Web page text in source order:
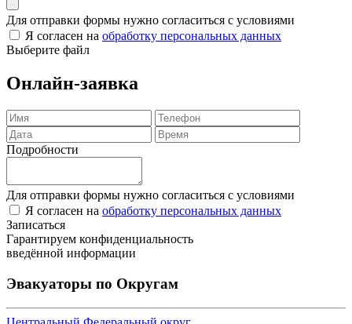
Для отправки формы нужно согласиться с условиями
Я согласен на обработку персональных данных
Выберите файл
Онлайн-заявка
Подробности
Для отправки формы нужно согласиться с условиями
Я согласен на обработку персональных данных
Записаться
Гарантируем конфиденциальность
введённой информации
Эвакуаторы по Округам